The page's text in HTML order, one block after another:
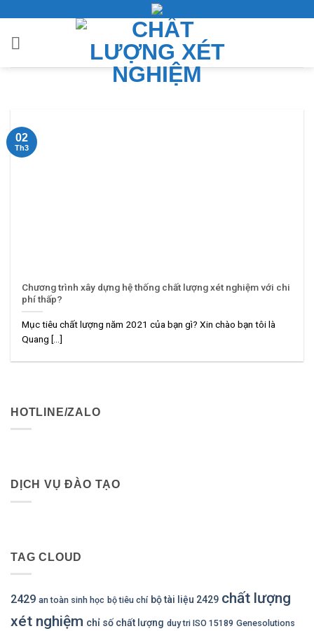
nội
Chương trình xây dựng hệ thống chất lượng xét nghiệm với chi
phí thấp?
Mục tiêu chất lượng năm 2021 của bạn gì? Xin chào bạn tôi là
Quang [...]
02
Th3
HOTLINE/ZALO
DỊCH VỤ ĐÀO TẠO
TAG CLOUD
2429 an toàn sinh học bộ tiêu chí bộ tài liệu 2429 chất lượng
xét nghiệm chỉ số chất lượng duy tri ISO 15189 Genesolutions